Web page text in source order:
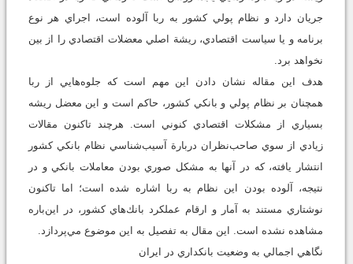
جريان دارد و نظام پولي كشور به ربا آلوده است، اجراي هر نوع
برنامه‌ و يا سياست‌ اقتصادي، ريشة اصلي معضلات اقتصادي را از بين
نخواهد برد.
هدف اين مقاله نشان دادن اين مهم است كه جلوه‌هايي از ربا
همچنان بر نظام پولي و بانكي كشور، حاكم است و اين معضل ريشه
بسياري از مشكلات اقتصادي كنوني است. هرچند تاكنون مقالات
زيادي از سوي صاحب‌نظران دربارة آسيب‌شناسي نظام بانكي كشور
انتشار يافته، كه در آنها به مشكل صوري بودن معاملات بانكي و در
نتيجه، آلوده بودن اين نظام به ربا اشاره شده است؛ اما تاكنون
نوشتاري مستند به آمار و ارقام عملكرد بانك‌هاي كشور، در اين‌باره
مشاهده نشده است. اين مقال به تفصيل به اين موضوع مي‌پردازد.
نگاهي اجمالي به وضعيت بانكداري در ايران